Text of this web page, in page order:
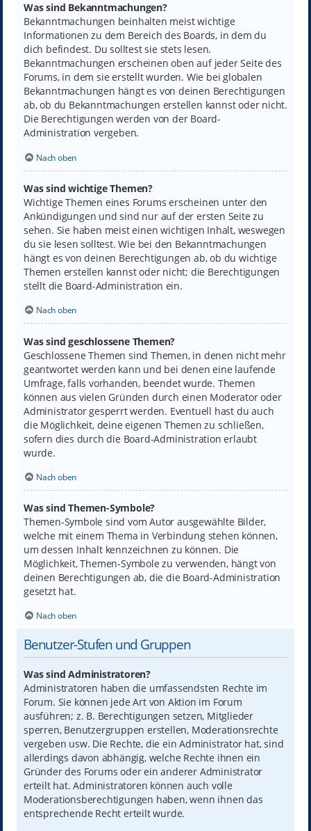
Was sind Bekanntmachungen?
Bekanntmachungen beinhalten meist wichtige
Informationen zu dem Bereich des Boards, in dem du
dich befindest. Du solltest sie stets lesen.
Bekanntmachungen erscheinen oben auf jeder Seite des
Forums, in dem sie erstellt wurden. Wie bei globalen
Bekanntmachungen hängt es von deinen Berechtigungen
ab, ob du Bekanntmachungen erstellen kannst oder nicht.
Die Berechtigungen werden von der Board-
Administration vergeben.
Nach oben
Was sind wichtige Themen?
Wichtige Themen eines Forums erscheinen unter den
Ankündigungen und sind nur auf der ersten Seite zu
sehen. Sie haben meist einen wichtigen Inhalt, weswegen
du sie lesen solltest. Wie bei den Bekanntmachungen
hängt es von deinen Berechtigungen ab, ob du wichtige
Themen erstellen kannst oder nicht; die Berechtigungen
stellt die Board-Administration ein.
Nach oben
Was sind geschlossene Themen?
Geschlossene Themen sind Themen, in denen nicht mehr
geantwortet werden kann und bei denen eine laufende
Umfrage, falls vorhanden, beendet wurde. Themen
können aus vielen Gründen durch einen Moderator oder
Administrator gesperrt werden. Eventuell hast du auch
die Möglichkeit, deine eigenen Themen zu schließen,
sofern dies durch die Board-Administration erlaubt
wurde.
Nach oben
Was sind Themen-Symbole?
Themen-Symbole sind vom Autor ausgewählte Bilder,
welche mit einem Thema in Verbindung stehen können,
um dessen Inhalt kennzeichnen zu können. Die
Möglichkeit, Themen-Symbole zu verwenden, hängt von
deinen Berechtigungen ab, die die Board-Administration
gesetzt hat.
Nach oben
Benutzer-Stufen und Gruppen
Was sind Administratoren?
Administratoren haben die umfassendsten Rechte im
Forum. Sie können jede Art von Aktion im Forum
ausführen; z. B. Berechtigungen setzen, Mitglieder
sperren, Benutzergruppen erstellen, Moderationsrechte
vergeben usw. Die Rechte, die ein Administrator hat, sind
allerdings davon abhängig, welche Rechte ihnen ein
Gründer des Forums oder ein anderer Administrator
erteilt hat. Administratoren können auch volle
Moderationsberechtigungen haben, wenn ihnen das
entsprechende Recht erteilt wurde.